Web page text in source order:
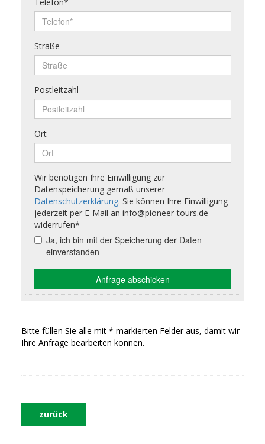
Bitte füllen Sie alle mit * markierten Felder aus, damit wir
Ihre Anfrage bearbeiten können.
zurück